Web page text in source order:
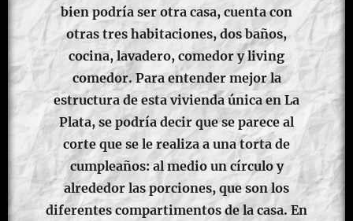
bien podría ser otra casa, cuenta con
otras tres habitaciones, dos baños,
cocina, lavadero, comedor y living
comedor. Para entender mejor la
estructura de esta vivienda única en La
Plata, se podría decir que se parece al
corte que se le realiza a una torta de
cumpleaños: al medio un círculo y
alrededor las porciones, que son los
diferentes compartimentos de la casa. En